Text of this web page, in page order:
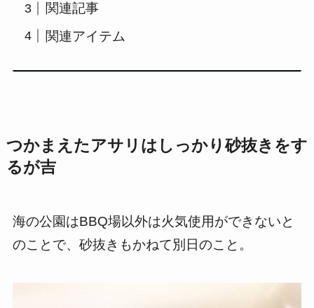
関連記事
関連アイテム
つかまえたアサリはしっかり砂抜きをす
るが吉
海の公園はBBQ場以外は火気使用ができないと
のことで、砂抜きもかねて別日のこと。